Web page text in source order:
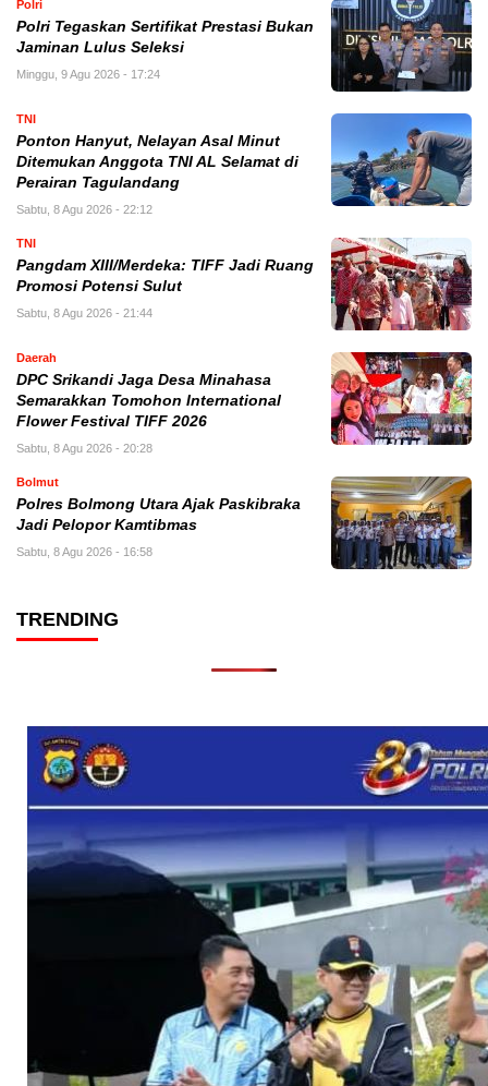
Polri
Polri Tegaskan Sertifikat Prestasi Bukan
Jaminan Lulus Seleksi
Minggu, 9 Agu 2026 - 17:24
TNI
Ponton Hanyut, Nelayan Asal Minut
Ditemukan Anggota TNI AL Selamat di
Perairan Tagulandang
Sabtu, 8 Agu 2026 - 22:12
TNI
Pangdam XIII/Merdeka: TIFF Jadi Ruang
Promosi Potensi Sulut
Sabtu, 8 Agu 2026 - 21:44
Daerah
DPC Srikandi Jaga Desa Minahasa
Semarakkan Tomohon International
Flower Festival TIFF 2026
Sabtu, 8 Agu 2026 - 20:28
Bolmut
Polres Bolmong Utara Ajak Paskibraka
Jadi Pelopor Kamtibmas
Sabtu, 8 Agu 2026 - 16:58
TRENDING